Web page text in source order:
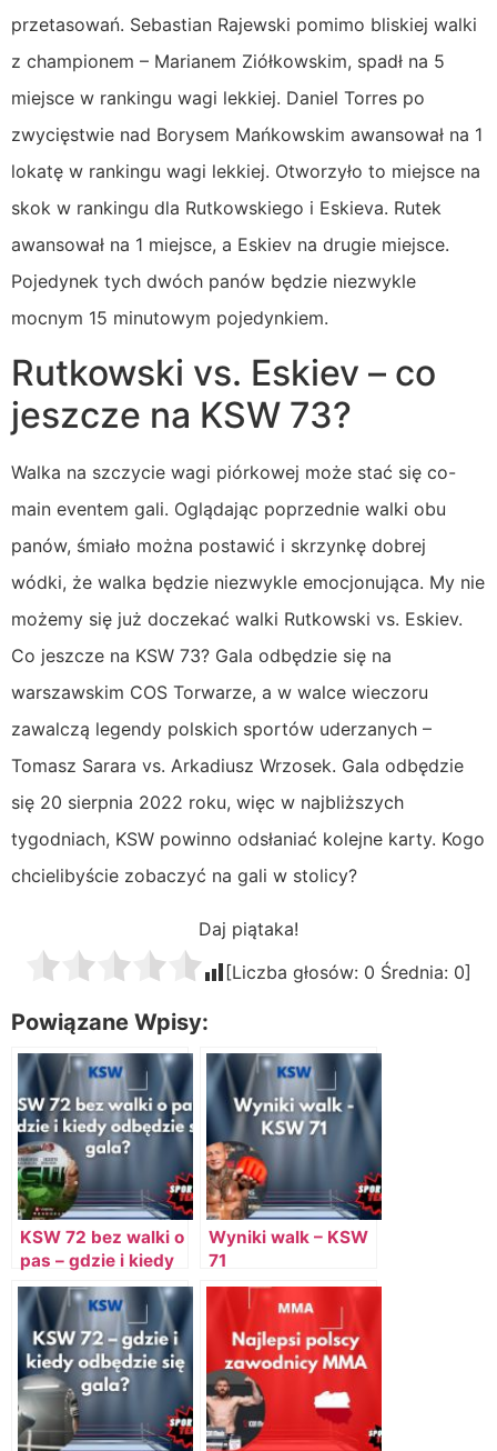
przetasowań. Sebastian Rajewski pomimo bliskiej walki
z championem – Marianem Ziółkowskim, spadł na 5
miejsce w rankingu wagi lekkiej. Daniel Torres po
zwycięstwie nad Borysem Mańkowskim awansował na 1
lokatę w rankingu wagi lekkiej. Otworzyło to miejsce na
skok w rankingu dla Rutkowskiego i Eskieva. Rutek
awansował na 1 miejsce, a Eskiev na drugie miejsce.
Pojedynek tych dwóch panów będzie niezwykle
mocnym 15 minutowym pojedynkiem.
Rutkowski vs. Eskiev – co
jeszcze na KSW 73?
Walka na szczycie wagi piórkowej może stać się co-
main eventem gali. Oglądając poprzednie walki obu
panów, śmiało można postawić i skrzynkę dobrej
wódki, że walka będzie niezwykle emocjonująca. My nie
możemy się już doczekać walki Rutkowski vs. Eskiev.
Co jeszcze na KSW 73? Gala odbędzie się na
warszawskim COS Torwarze, a w walce wieczoru
zawalczą legendy polskich sportów uderzanych –
Tomasz Sarara vs. Arkadiusz Wrzosek. Gala odbędzie
się 20 sierpnia 2022 roku, więc w najbliższych
tygodniach, KSW powinno odsłaniać kolejne karty. Kogo
chcielibyście zobaczyć na gali w stolicy?
Daj piątaka!
[Liczba głosów: 0 Średnia: 0]
Powiązane Wpisy:
KSW 72 bez walki o
pas – gdzie i kiedy
odbędzie się gala?
Wyniki walk – KSW
71